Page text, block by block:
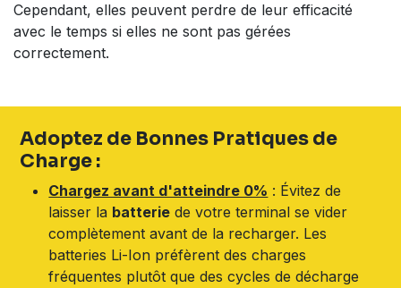
Cependant, elles peuvent perdre de leur efficacité
avec le temps si elles ne sont pas gérées
correctement.
Adoptez de Bonnes Pratiques de
Charge :
Chargez avant d'atteindre 0% : Évitez de
laisser la batterie de votre terminal se vider
complètement avant de la recharger. Les
batteries Li-Ion préfèrent des charges
fréquentes plutôt que des cycles de décharge